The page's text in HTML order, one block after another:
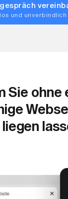
und unverbindlich
Sie ohne
liegen